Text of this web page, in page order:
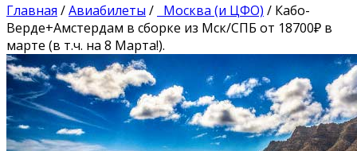
Главная /Авиабилеты / Москва (и ЦФО) / Кабо-
Верде+Амстердам в сборке из Мск/СПБ от 18700₽ в
марте (в т.ч. на 8 Марта!).